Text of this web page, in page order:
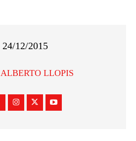
24/12/2015
ALBERTO LLOPIS